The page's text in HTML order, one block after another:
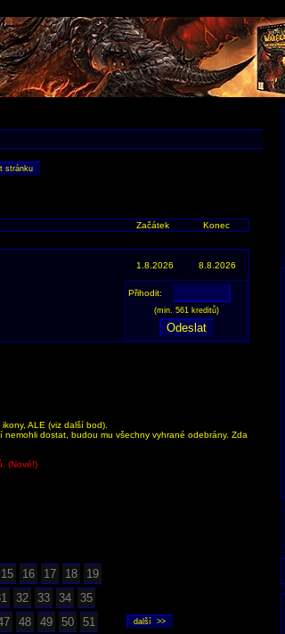
Začátek Konec
1.8.2026 8.8.2026
Přihodit:
(min. 561 kreditů)
ALE (viz další bod).
dostat, budou mu všechny vyhrané odebrány. Zda
(Nové!)
15 16 17 18
19
32 33 34
35
48 49 50
51